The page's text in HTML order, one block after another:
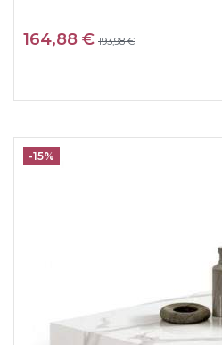
164,88 € 193,98 €
-15%